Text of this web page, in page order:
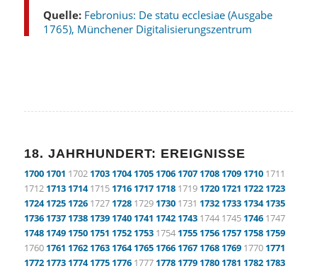
Quelle: Febronius: De statu ecclesiae (Ausgabe
1765), Münchener Digitalisierungszentrum
18. JAHRHUNDERT: EREIGNISSE
1700 1701 1702 1703 1704 1705 1706 1707 1708 1709 17101711
1712 1713 17141715 1716 1717 17181719 1720 1721 1722 1723
1724 1725 17261727 17281729 17301731 1732 1733 1734 1735
1736 1737 1738 1739 1740 1741 1742 17431744 1745 17461747
1748 1749 1750 1751 1752 17531754 1755 1756 1757 1758 1759
1760 1761 1762 1763 1764 1765 1766 1767 1768 17691770 1771
1772 1773 1774 1775 17761777 1778 1779 1780 1781 1782 1783